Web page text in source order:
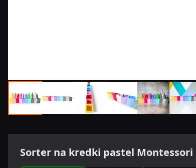
Sorter na kredki pastel Montessori